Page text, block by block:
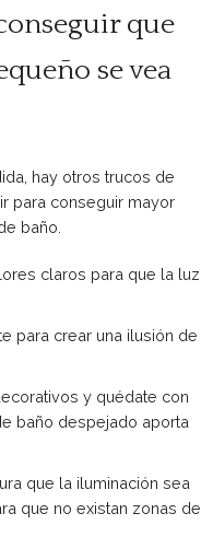
que
se vea
hay otros trucos de
para conseguir mayor
baño.
claros para que la luz
para crear una ilusión de
y quédate con
baño despejado aporta
que la iluminación sea
que no existan zonas de